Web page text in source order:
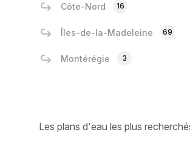
Côte-Nord 16
Îles-de-la-Madeleine 69
Montérégie 3
Les plans d'eau les plus